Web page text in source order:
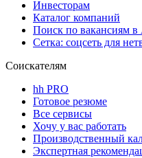
Инвесторам
Каталог компаний
Поиск по вакансиям в
Сетка: соцсеть для
Соискателям
hh PRO
Готовое резюме
Все сервисы
Хочу у вас работать
Производственный
Экспертная